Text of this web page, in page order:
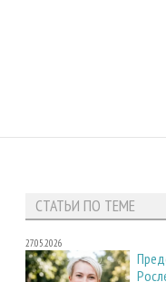
СТАТЬИ ПО ТЕМЕ
27.05.2026